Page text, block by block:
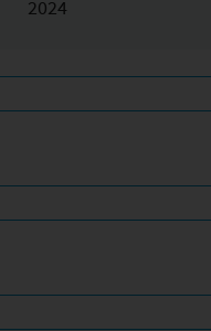
2024